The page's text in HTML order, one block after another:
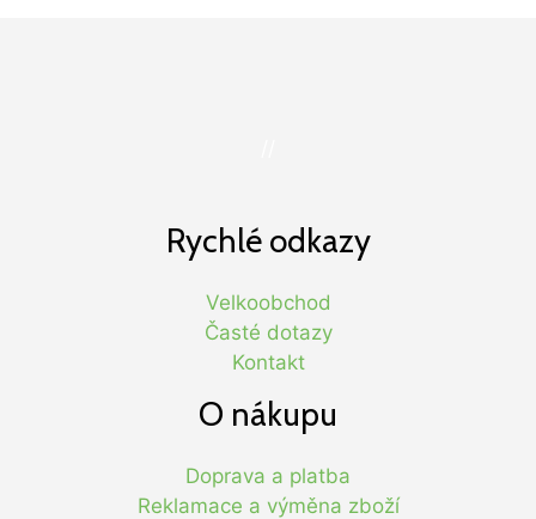
Rychlé odkazy
Velkoobchod
Časté dotazy
Kontakt
O nákupu
Doprava a platba
Reklamace a výměna zboží